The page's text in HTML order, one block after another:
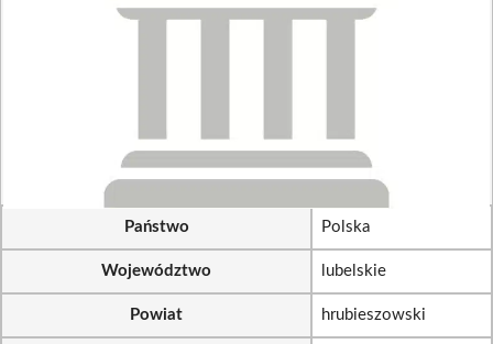
Państwo Polska
Województwo lubelskie
Powiat hrubieszowski